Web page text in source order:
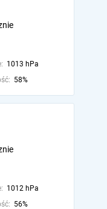
1013 hPa
58%
1012 hPa
56%